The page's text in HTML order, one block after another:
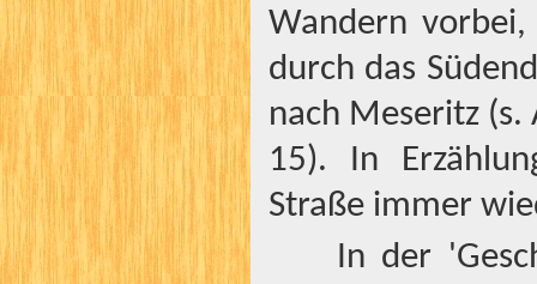
Wandern
durch das
nach Meseritz (s.
15). In
Straße immer
In der